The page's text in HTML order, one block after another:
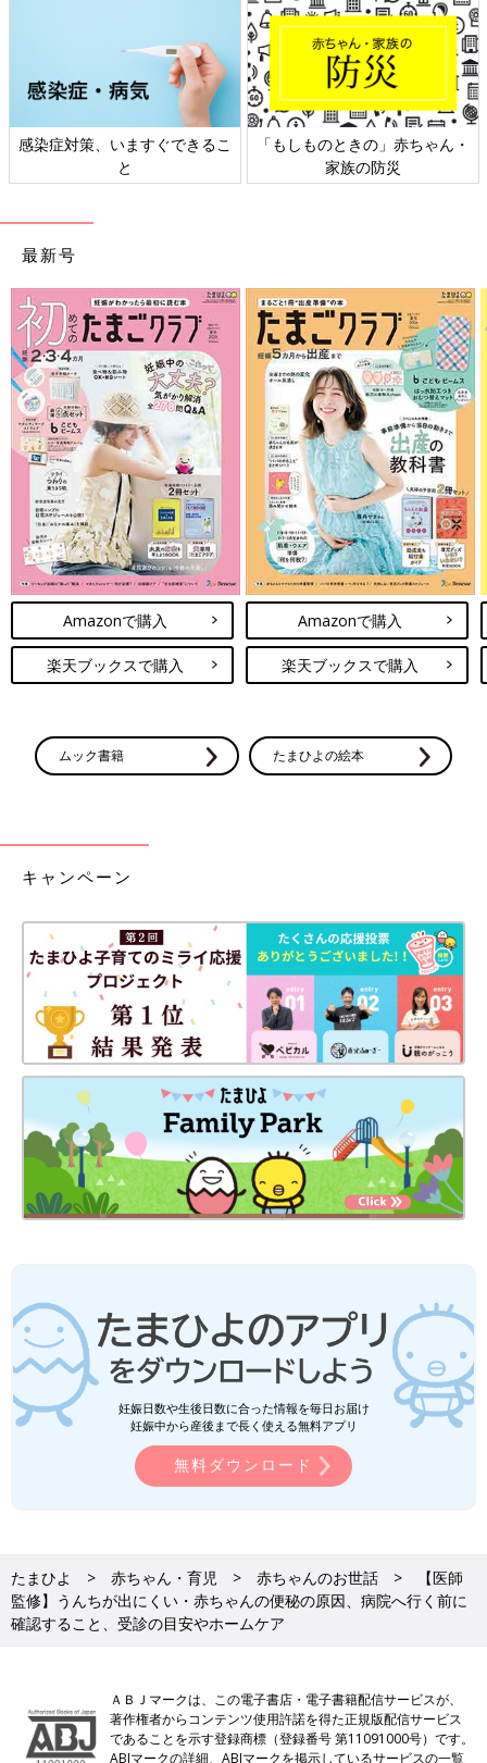
日本外来小児科学会リーフレッ
ト検討会
六星占術 細木かおりさんの人生
相談
最新号
Amazonで購入
楽天ブックスで購入
Amazonで購入
楽天ブックスで購入
ムック書籍 たまひよの絵本
キャンペーン
妊娠日数や生後日数に合った情報を毎日お届け
妊娠中から産後まで長く使える無料アプリ
無料ダウンロード
たまひよ 赤ちゃん・育児 赤ちゃんのお世話
【医師
監修】うんちが出にくい・赤ちゃんの便秘の原因、病院へ行く前に
確認すること、受診の目安やホームケア
ＡＢＪマークは、この電子書店・電子書籍配信サービスが、
著作権者からコンテンツ使用許諾を得た正規版配信サービス
であることを示す登録商標（登録番号 第11091000号）です。
ABJマークの詳細、ABJマークを掲示しているサービスの一覧